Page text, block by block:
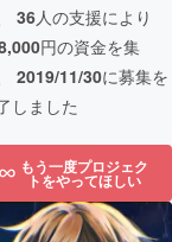
36人の支援により
円の資金を集
2019/11/30に募集を
しました
もう一度プロジェク
トをやってほしい